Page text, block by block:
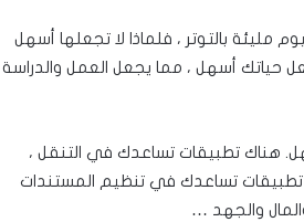
مليئة بالتوتر ، فلماذا لا تجعلها أسهل
التي تجعل حياتك أسهل ، مما يجعل العمل والدراسة
هناك تطبيقات تساعدك في التنقل ،
تطبيقات تساعدك في تنظيم المستندات
والجهد …